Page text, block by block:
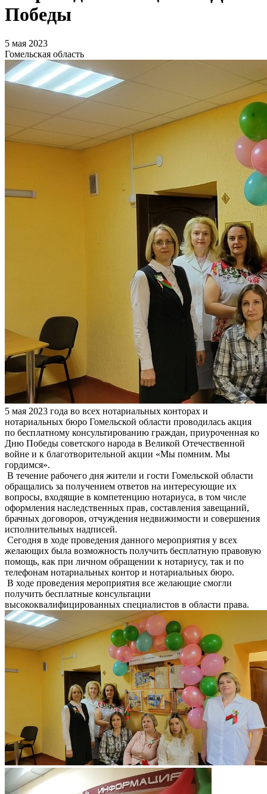
Победы
5 мая 2023
Гомельская область
5 мая 2023 года во всех нотариальных конторах и
нотариальных бюро Гомельской области проводилась акция
по бесплатному консультированию граждан, приуроченная ко
Дню Победы советского народа в Великой Отечественной
войне и к благотворительной акции «Мы помним. Мы
гордимся».
В течение рабочего дня жители и гости Гомельской области
обращались за получением ответов на интересующие их
вопросы, входящие в компетенцию нотариуса, в том числе
оформления наследственных прав, составления завещаний,
брачных договоров, отчуждения недвижимости и совершения
исполнительных надписей.
Сегодня в ходе проведения данного мероприятия у всех
желающих была возможность получить бесплатную правовую
помощь, как при личном обращении к нотариусу, так и по
телефонам нотариальных контор и нотариальных бюро.
В ходе проведения мероприятия все желающие смогли
получить бесплатные консультации
высококвалифицированных специалистов в области права.